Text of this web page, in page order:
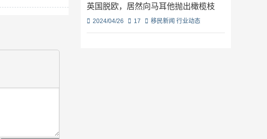
英国脱欧，居然向马耳他抛出橄榄枝
2024/04/26 17 移民新闻 行业动态